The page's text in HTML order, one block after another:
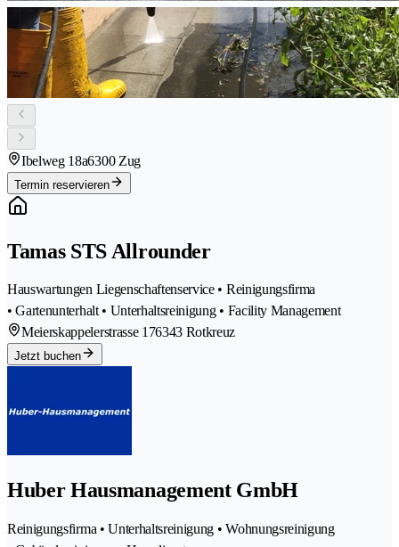
Ibelweg 18a6300 Zug
Termin reservieren
Tamas STS Allrounder
Hauswartungen Liegenschaftenservice • Reinigungsfirma
• Gartenunterhalt • Unterhaltsreinigung • Facility Management
Meierskappelerstrasse 176343 Rotkreuz
Jetzt buchen
Huber Hausmanagement GmbH
Reinigungsfirma • Unterhaltsreinigung • Wohnungsreinigung